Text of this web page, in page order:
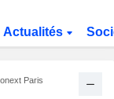
Actualités
Paris